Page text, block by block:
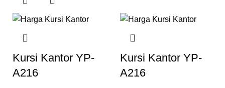
Kursi Kantor YP-
A216
Kursi Kantor YP-
A216